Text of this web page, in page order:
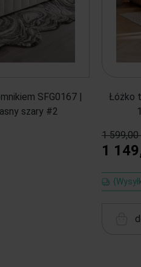
SFG0167 |
szary #2
Łóżko
1 599,00
1